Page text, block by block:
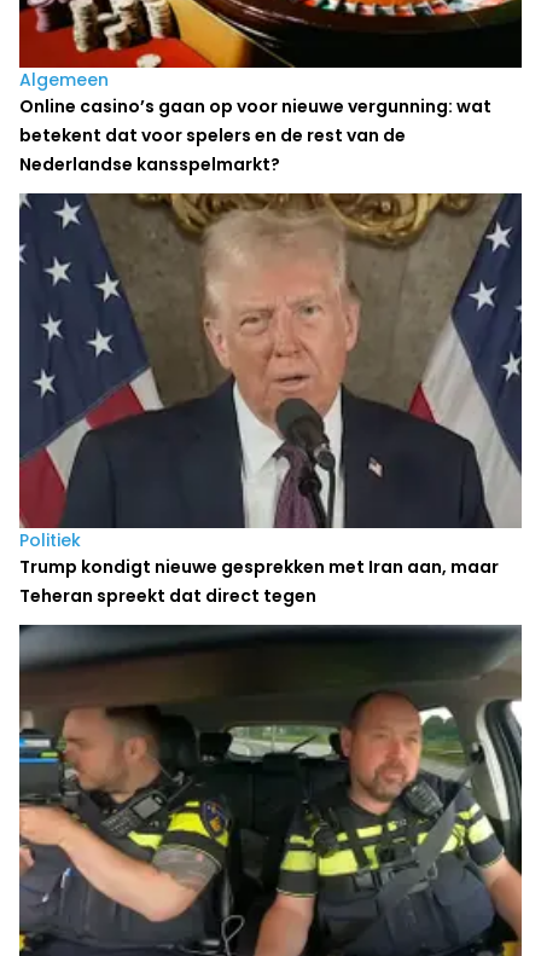
Algemeen
Online casino’s gaan op voor nieuwe vergunning: wat
betekent dat voor spelers en de rest van de
Nederlandse kansspelmarkt?
Politiek
Trump kondigt nieuwe gesprekken met Iran aan, maar
Teheran spreekt dat direct tegen